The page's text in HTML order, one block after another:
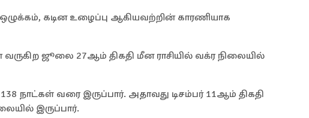
கடின உழைப்பு ஆகியவற்றின் காரணியாக
ஜூலை 27ஆம் திகதி மீன ராசியில் வக்ர நிலையில்
நாட்கள் வரை இருப்பார். அதாவது டிசம்பர் 11ஆம் திகதி
இருப்பார்.